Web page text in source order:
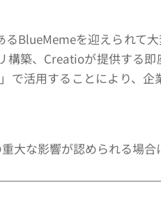
BlueMemeを迎えられて大
築、Creatioが提供する
で活用することにより、
な影響が認められる場合